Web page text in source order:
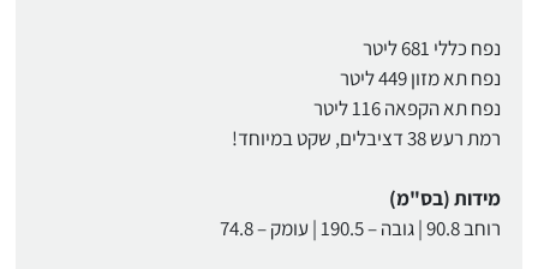
נפח כללי 681 ליטר
נפח תא מזון 449 ליטר
נפח תא הקפאה 116 ליטר
רמת רעש 38 דציבלים, שקט במיוחד!
מידות (בס"מ)
רוחב 90.8 | גובה – 190.5 | עומק – 74.8